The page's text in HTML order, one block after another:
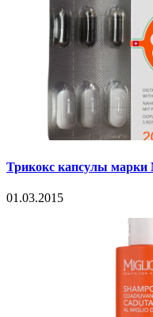
Трикокс капсулы марки
01.03.2015